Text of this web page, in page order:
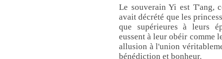
Le souverain Yi est T'ang,
avait décrété que les
que supérieures à leurs
eussent à leur obéir comme
allusion à l'union
bénédiction et bonheur.